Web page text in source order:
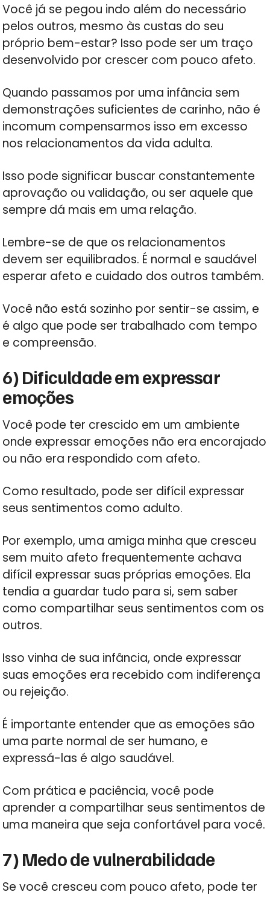
Você já se pegou indo além do necessário
pelos outros, mesmo às custas do seu
próprio bem-estar? Isso pode ser um traço
desenvolvido por crescer com pouco afeto.
Quando passamos por uma infância sem
demonstrações suficientes de carinho, não é
incomum compensarmos isso em excesso
nos relacionamentos da vida adulta.
Isso pode significar buscar constantemente
aprovação ou validação, ou ser aquele que
sempre dá mais em uma relação.
Lembre-se de que os relacionamentos
devem ser equilibrados. É normal e saudável
esperar afeto e cuidado dos outros também.
Você não está sozinho por sentir-se assim, e
é algo que pode ser trabalhado com tempo
e compreensão.
6) Dificuldade em expressar
emoções
Você pode ter crescido em um ambiente
onde expressar emoções não era encorajado
ou não era respondido com afeto.
Como resultado, pode ser difícil expressar
seus sentimentos como adulto.
Por exemplo, uma amiga minha que cresceu
sem muito afeto frequentemente achava
difícil expressar suas próprias emoções. Ela
tendia a guardar tudo para si, sem saber
como compartilhar seus sentimentos com os
outros.
Isso vinha de sua infância, onde expressar
suas emoções era recebido com indiferença
ou rejeição.
É importante entender que as emoções são
uma parte normal de ser humano, e
expressá-las é algo saudável.
Com prática e paciência, você pode
aprender a compartilhar seus sentimentos de
uma maneira que seja confortável para você.
7) Medo de vulnerabilidade
Se você cresceu com pouco afeto, pode ter